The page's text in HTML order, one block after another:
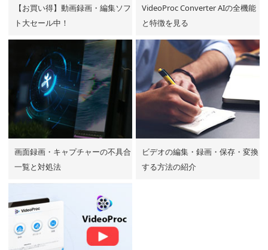
【お買い得】動画録画・編集ソフ
ト大セール中！
VideoProc Converter AIの全機能
と特徴を見る
画面録画・キャプチャーの不具合
一覧と対処法
ビデオの編集・録画・保存・変換
する方法の紹介